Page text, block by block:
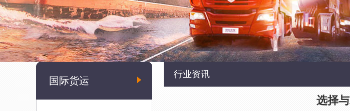
国际货运
行业资讯
选择